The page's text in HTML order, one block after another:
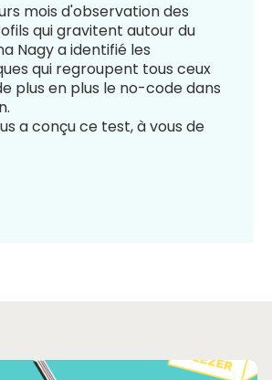
mois d'observation des
qui gravitent autour du
Nagy a identifié les
qui regroupent tous ceux
plus en plus le no-code dans
a conçu ce test, à vous de